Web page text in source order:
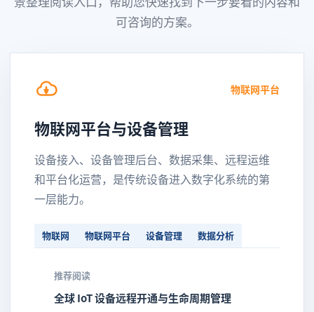
可咨询的方案。
物联网平台
物联网平台与设备管理
设备接入、设备管理后台、数据采集、远程运维
和平台化运营，是传统设备进入数字化系统的第
一层能力。
物联网 物联网平台 设备管理 数据分析
推荐阅读
全球 IoT 设备远程开通与生命周期管理